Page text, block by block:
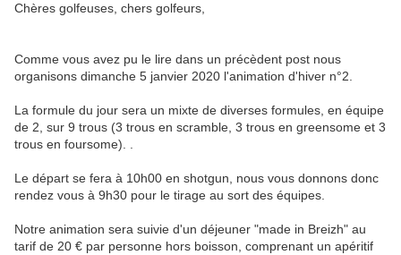
Chères golfeuses, chers golfeurs,
Comme vous avez pu le lire dans un précèdent post nous
organisons dimanche 5 janvier 2020 l'animation d'hiver n°2.
La formule du jour sera un mixte de diverses formules, en équipe
de 2, sur 9 trous (3 trous en scramble, 3 trous en greensome et 3
trous en foursome). .
Le départ se fera à 10h00 en shotgun, nous vous donnons donc
rendez vous à 9h30 pour le tirage au sort des équipes.
Notre animation sera suivie d'un déjeuner "made in Breizh" au
tarif de 20 € par personne hors boisson, comprenant un apéritif